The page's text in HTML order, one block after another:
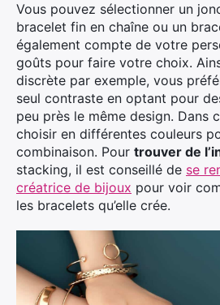
Vous pouvez sélectionner un
bracelet fin en chaîne ou un
également compte de votre
goûts pour faire votre choix.
discrète par exemple, vous
seul contraste en optant pour
peu près le même design. Dans
choisir en différentes couleurs
combinaison. Pour trouver de
stacking, il est conseillé de se
créatrice de bijoux pour voir
les bracelets qu’elle crée.